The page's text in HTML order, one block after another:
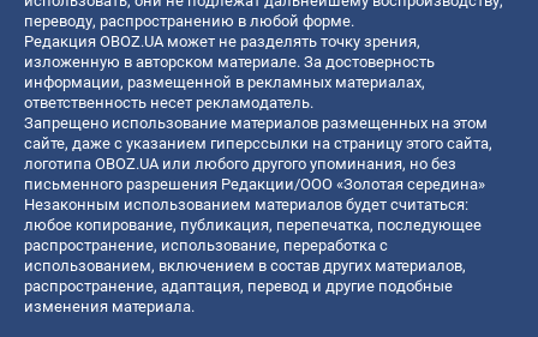
переводу, распространению в любой форме.
Редакция OBOZ.UA может не разделять точку зрения,
изложенную в авторском материале. За достоверность
информации, размещенной в рекламных материалах,
ответственность несет рекламодатель.
Запрещено использование материалов размещенных на этом
сайте, даже с указанием гиперссылки на страницу этого сайта,
логотипа OBOZ.UA или любого другого упоминания, но без
письменного разрешения Редакции/ООО «Золотая середина»
Незаконным использованием материалов будет считаться:
любое копирование, публикация, перепечатка, последующее
распространение, использование, переработка с
использованием, включением в состав других материалов,
распространение, адаптация, перевод и другие подобные
изменения материала.